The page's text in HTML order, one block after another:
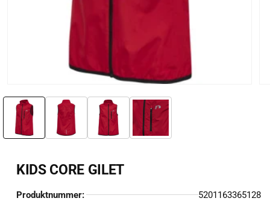
medie
modal
KIDS CORE GILET
Produktnummer:
5201163365128